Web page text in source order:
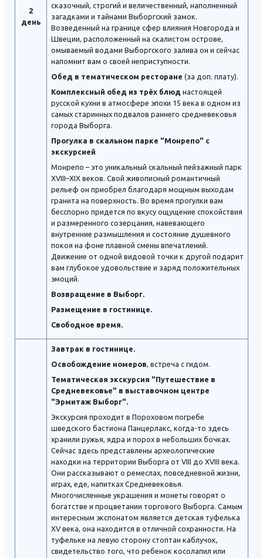
2
день
сказочный, строгий и величественный, наполненный
загадками и тайнами Выборгский замок.
Возведенный на границе сфер влияния Новгорода и
Швеции, расположенный на скалистом острове,
омываемый водами Выборгского залива он и сейчас
напомнит вам о своей неприступности.
Обед в тематическом ресторане (за доп. плату).
Комплексный обед из трёх блюд настоящей
русской кухни в атмосфере эпохи 15 века в одном из
самых старинных подвалов раннего средневековья
города Выборга.
Прогулка в скальном парке "Монрепо" с
экскурсией
Монрепо – это уникальный скальный пейзажный парк
XVIII–XIX веков. Свой живописный романтичный
рельеф он приобрел благодаря мощным выходам
гранита на поверхность. Во время прогулки вам
бесспорно придется по вкусу ощущение спокойствия
и размеренного созерцания, навевающего
внутренние размышления и состояние душевного
покоя на фоне плавной смены впечатлений.
Движение от одной видовой точки к другой подарит
вам глубокое удовольствие и заряд положительных
эмоций.
Возвращение в Выборг.
Размещение в гостинице.
Свободное время.
Завтрак в гостинице.
Освобождение номеров , встреча с гидом.
Тематическая экскурсия "Путешествие в
Средневековье" в выставочном центре
"Эрмитаж Выборг".
Экскурсия проходит в Пороховом погребе
шведского бастиона Панцерлакс, когда-то здесь
хранили ружья, ядра и порох в небольших бочках.
Сейчас здесь представлены археологические
находки на территории Выборга от VIII до XVIII века.
Они рассказывают о ремеслах, повседневной жизни,
играх, еде, напитках Средневековья.
Многочисленные украшения и монеты говорят о
богатстве и процветании торгового Выборга. Самым
интересным экспонатом является детская туфелька
XV века, она находится в отличной сохранности. На
туфельке на левую сторону стоптан каблучок,
свидетельство того, что ребенок косолапил или